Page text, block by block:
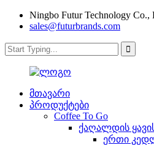
Ningbo Futur Technology Co.,
sales@futurbrands.com
მთავარი
პროდუქტები
Coffee To Go
ქაღალდის
ერთი